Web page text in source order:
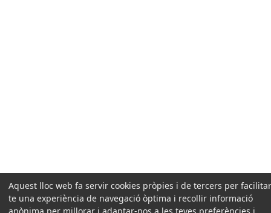
Aquest lloc web fa servir cookies pròpies i de tercers per
te una experiència de navegació òptima i recollir informació